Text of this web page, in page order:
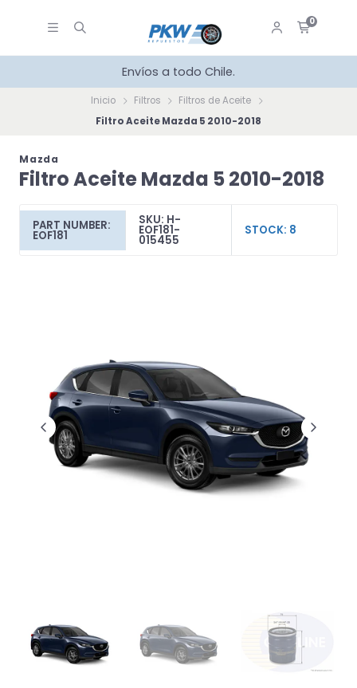
0
Envíos a todo Chile.
Inicio Filtros
Filtros de Aceite
Filtro Aceite Mazda 5 2010-2018
Mazda
Filtro Aceite Mazda 5 2010-2018
PART NUMBER:
EOF181
SKU: H-
EOF181-
015455
STOCK: 8